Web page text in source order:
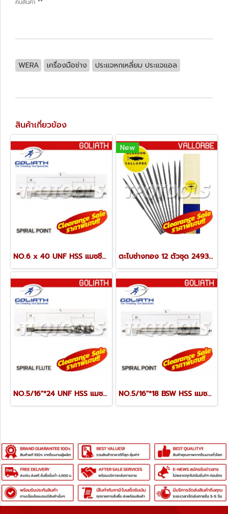
คืนสินค้า **
WERA เครื่องมือช่าง ประแจหกเหลี่ยม ประแจแอล
สินค้าเกี่ยวข้อง
NO.6 x 40 UNF HSS แมชชีนต๊าปเกลียวตรง GOSQUNF640
New
ตะไบช่างทอง 12 ตัวชุด 2493 (LA2493-2)
NO.5/16"*24 UNF HSS แมชชีนต๊าปเกลียวสว่าน GOSPUNF02024 NO.5/16"*18 BSW HSS แมชชีนต๊าป GOSQBSW02018